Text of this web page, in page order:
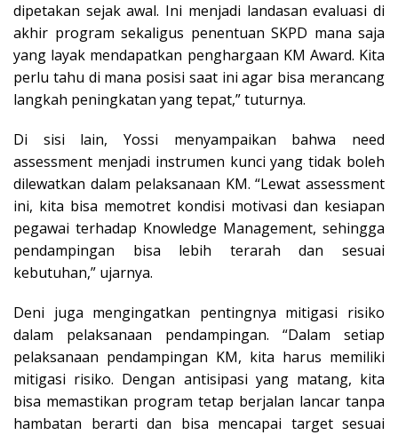
dipetakan sejak awal. Ini menjadi landasan evaluasi di
akhir program sekaligus penentuan SKPD mana saja
yang layak mendapatkan penghargaan KM Award. Kita
perlu tahu di mana posisi saat ini agar bisa merancang
langkah peningkatan yang tepat,” tuturnya.
Di sisi lain, Yossi menyampaikan bahwa need
assessment menjadi instrumen kunci yang tidak boleh
dilewatkan dalam pelaksanaan KM. “Lewat assessment
ini, kita bisa memotret kondisi motivasi dan kesiapan
pegawai terhadap Knowledge Management, sehingga
pendampingan bisa lebih terarah dan sesuai
kebutuhan,” ujarnya.
Deni juga mengingatkan pentingnya mitigasi risiko
dalam pelaksanaan pendampingan. “Dalam setiap
pelaksanaan pendampingan KM, kita harus memiliki
mitigasi risiko. Dengan antisipasi yang matang, kita
bisa memastikan program tetap berjalan lancar tanpa
hambatan berarti dan bisa mencapai target sesuai